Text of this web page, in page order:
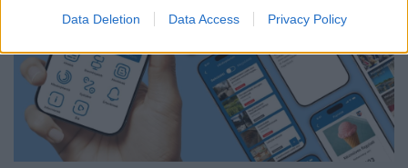
Data Deletion Data Access Privacy Policy